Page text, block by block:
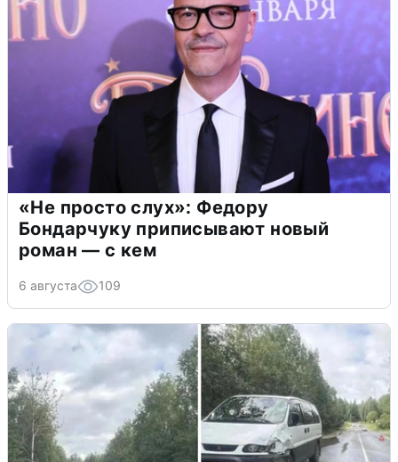
«Не просто слух»: Федору
Бондарчуку приписывают новый
роман — с кем
6 августа 109